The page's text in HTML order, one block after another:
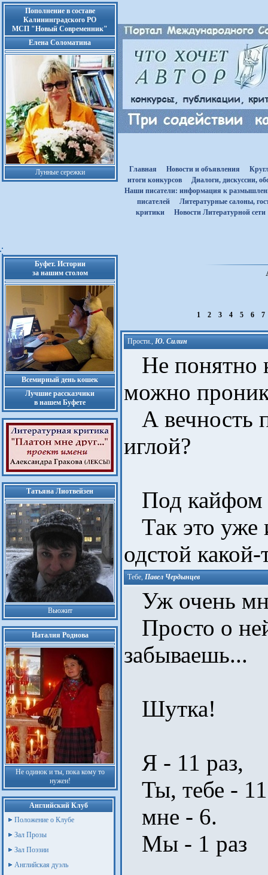
Пополнение в составе
Калининградского РО
МСП "Новый Современник"
Елена Соломатина
Лунные сережки Главная Новости и объявления
итоги конкурсов
Диалоги, дискуссии,
Наши писатели: информация к
писателей
Литературные салоны,
критики
Новости Литературной сети
Буфет. Истории
за нашим столом
Всемирный день кошек
Лучшие рассказчики
в нашем Буфете
Татьяна Лиотвейзен
Вьюжит
Наталия Роднова
Не одинок и ты, пока кому то
нужен!
Английский Клуб
Положение о Клубе
Зал Прозы
Зал Поэзии
Английская дуэль
1 2 3 4 5 6 7
Прости., Ю. Силин
Не понятно
можно
А вечность
иглой?
Под кайфом
Так это уже
одстой
Тебе, Павел Чердынцев
Уж очень
Просто о
забываешь...
Шутка!
Я - 11 раз,
Ты, тебе -
мне - 6.
Мы - 1 раз